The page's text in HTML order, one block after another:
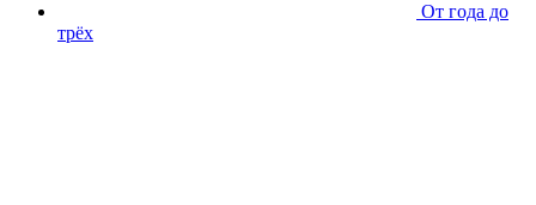
От года до
трёх